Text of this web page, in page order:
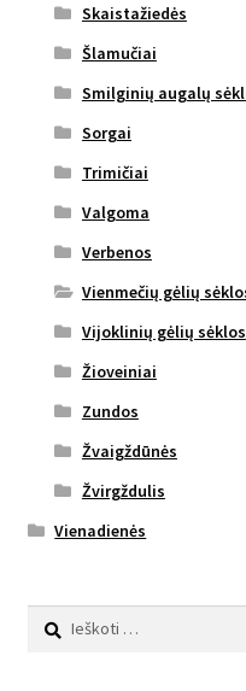
Skaistažiedės
Šlamučiai
Smilginių augalų
Sorgai
Trimičiai
Valgoma
Verbenos
Vienmečių gėlių
Vijoklinių gėlių sėklos
Žioveiniai
Zundos
Žvaigždūnės
Žvirgždulis
Vienadienės
Ieškoti: